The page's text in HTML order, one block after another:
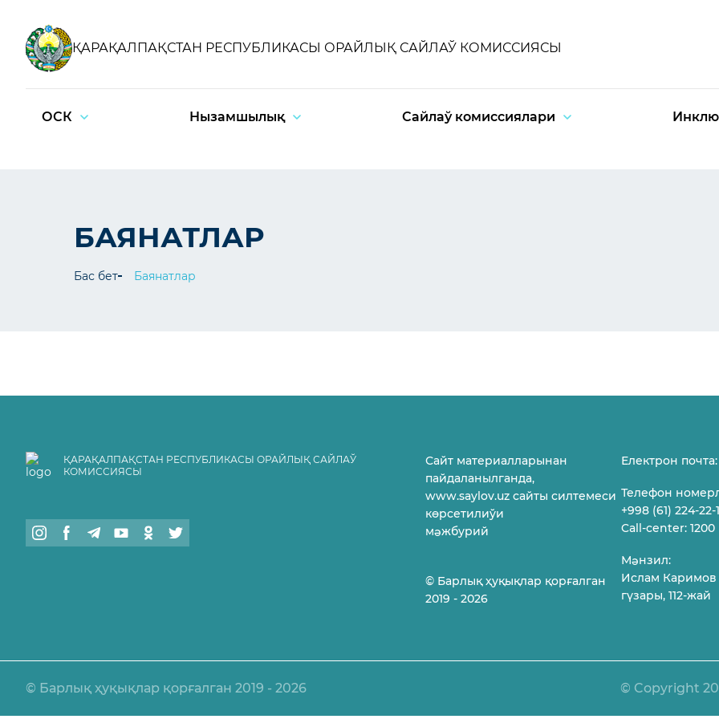
ҚАРАҚАЛПАҚСТАН РЕСПУБЛИКАСЫ ОРАЙЛЫҚ САЙЛАЎ КОМИССИЯСЫ
ОСК Нызамшылық Сайлаў комиссиялари
БАЯНАТЛАР
Бас бет Баянатлар
ҚАРАҚАЛПАҚСТАН РЕСПУБЛИКАСЫ ОРАЙЛЫҚ САЙЛАЎ
КОМИССИЯСЫ
Сайт материалларынан
пайдаланылганда,
www.saylov.uz сайты силтемеси
көрсетилиўи
мəжбурий
© Барлық ҳуқықлар қорғалган
2019 - 2026
Електрон почта:
Телефон
+998 (61) 224-22-
Call-center: 1200
Мəнзил:
Ислам Каримов
гүзары, 112-жай
© Барлық ҳуқықлар қорғалган 2019 - 2026 © Copyright